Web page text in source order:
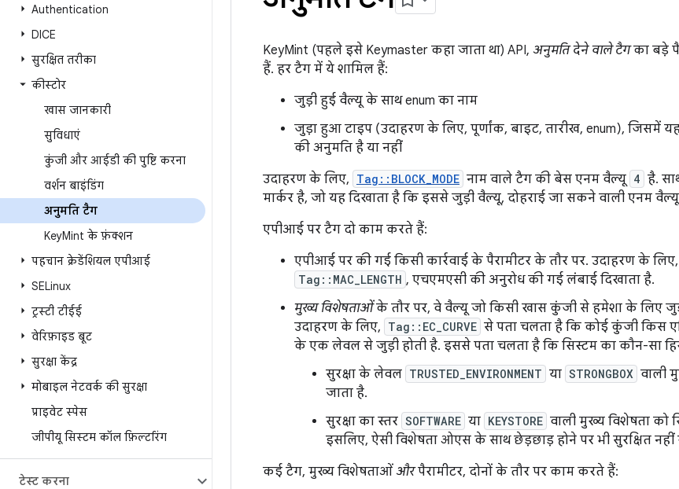
Authentication
DICE
सुरक्षित तरीका
कीस्टोर
खास जानकारी
सुविधाएं
कुंजी और आईडी की पुष्टि करना
वर्शन बाइंडिंग
अनुमति टैग
KeyMint के फ़ंक्शन
पहचान क्रेडेंशियल एपीआई
SELinux
ट्रस्टी टीईई
वेरिफ़ाइड बूट
सुरक्षा केंद्र
मोबाइल नेटवर्क की सुरक्षा
प्राइवेट स्पेस
जीपीयू सिस्टम कॉल फ़िल्टरिंग
टेस्ट करना
KeyMint (पहले इसे Keymaster कहा जाता था) API, अनुमति देने वाले टैगका बड़े
हैं. हर टैग में ये शामिल हैं:
जुड़ी हुई वैल्यू के साथ enum का नाम
जुड़ा हुआ टाइप (उदाहरण के लिए, पूर्णांक, बाइट, तारीख, enum), जिसमें
की अनुमति है या नहीं
उदाहरण के लिए, Tag::BLOCK_MODE नाम वाले टैग की बेस एनम वैल्यू 4 है.
मार्कर है, जो यह दिखाता है कि इससे जुड़ी वैल्यू, दोहराई जा सकने वाली एनम
एपीआई पर टैग दो काम करते हैं:
एपीआई पर की गई किसी कार्रवाई के पैरामीटर के तौर पर. उदाहरण के
Tag::MAC_LENGTH , एचएमएसी की अनुरोध की गई लंबाई दिखाता है.
मुख्य विशेषताओंके तौर पर, वे वैल्यू जो किसी खास कुंजी से हमेशा के लिए
उदाहरण के लिए, Tag::EC_CURVE से पता चलता है कि कोई कुंजी किस
के एक लेवल से जुड़ी होती है. इससे पता चलता है कि सिस्टम का कौन-सा
सुरक्षा के लेवल TRUSTED_ENVIRONMENT या STRONGBOX वाली
जाता है.
सुरक्षा का स्तर SOFTWARE या KEYSTORE वाली मुख्य विशेषता को
इसलिए, ऐसी विशेषता ओएस के साथ छेड़छाड़ होने पर भी सुरक्षित नहीं
कई टैग, मुख्य विशेषताओं औरपैरामीटर, दोनों के तौर पर काम करते हैं: